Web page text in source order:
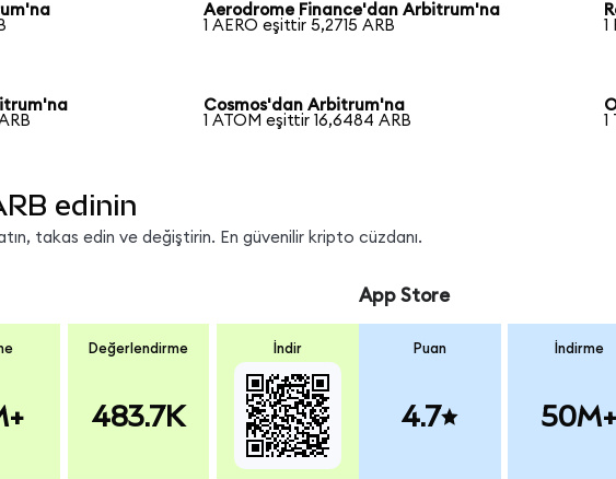
Aerodrome Finance'dan Arbitrum'na
1 AERO eşittir 5,2715 ARB
1
Cosmos'dan Arbitrum'na
1 ATOM eşittir 16,6484 ARB
1
edinin
takas edin ve değiştirin. En güvenilir kripto cüzdanı.
Değerlendirme
483.7K
İndir
App Store
Puan
4.7
İndirme
50M+